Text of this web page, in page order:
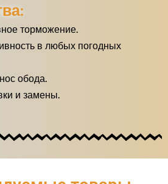
торможение.
в любых погодных
обода.
и замены.